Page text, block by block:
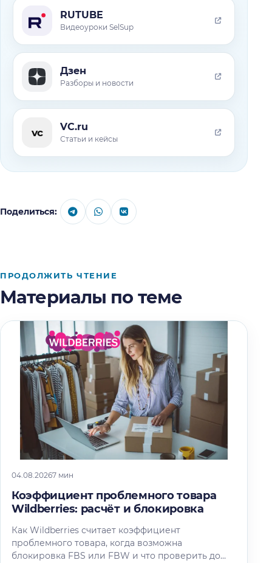
RUTUBE
Видеоуроки SelSup
Дзен
Разборы и новости
vc VC.ru
Статьи и кейсы
Поделиться:
ПРОДОЛЖИТЬ ЧТЕНИЕ
Материалы по теме
04.08.20267 мин
Коэффициент проблемного товара
Wildberries: расчёт и блокировка
Как Wildberries считает коэффициент
проблемного товара, когда возможна
блокировка FBS или FBW и что проверить до